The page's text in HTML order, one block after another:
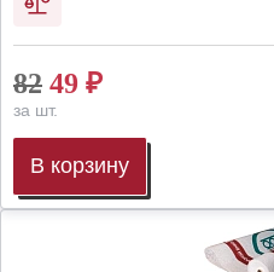
82 49 ₽
за шт.
В корзину